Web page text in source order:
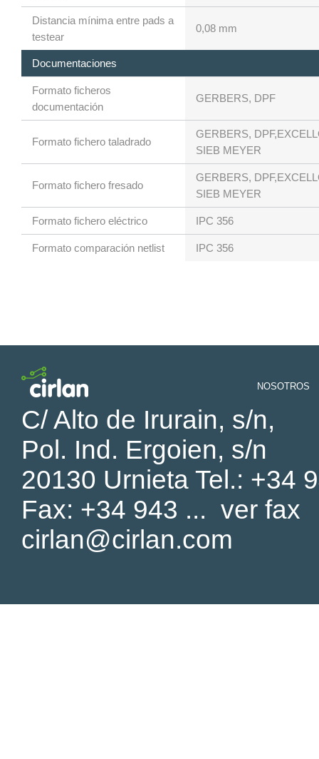
Distancia mínima entre pads a
testear
0,08 mm
Documentaciones
Formato ficheros
documentación
GERBERS, DPF
Formato fichero taladrado
GERBERS,
SIEB MEYER
Formato fichero fresado
GERBERS,
SIEB MEYER
Formato fichero eléctrico IPC 356
Formato comparación netlist IPC 356
C/ Alto de Irurain, s/n,
Pol. Ind. Ergoien, s/n
20130 Urnieta Tel.: +34
Fax: +34 943 ... ver fax
cirlan@cirlan.com
NOSOTROS